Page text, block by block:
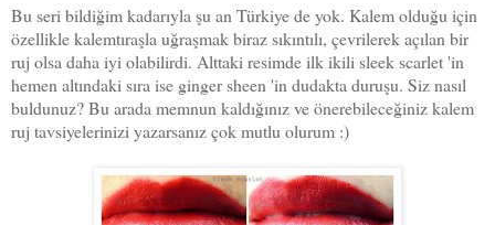
Bu seri bildiğim kadarıyla şu an Türkiye de yok. Kalem olduğu için
özellikle kalemtıraşla uğraşmak biraz sıkıntılı, çevrilerek açılan bir
ruj olsa daha iyi olabilirdi. Alttaki resimde ilk ikili sleek scarlet 'in
hemen altındaki sıra ise ginger sheen 'in dudakta duruşu. Siz nasıl
buldunuz? Bu arada memnun kaldığınız ve önerebileceğiniz kalem
ruj tavsiyelerinizi yazarsanız çok mutlu olurum :)